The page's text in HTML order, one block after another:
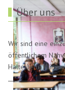
Über uns
Wir sind eine
öffentlichem
Haltestelle